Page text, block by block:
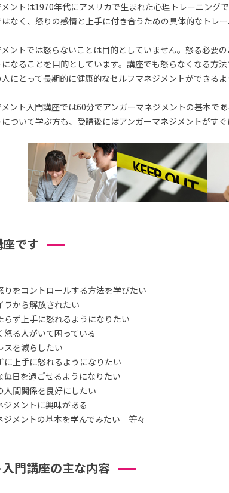
ントは1970年代にアメリカで生まれた心理トレーニング
なく、怒りの感情と上手に付き合うための具体的なトレー
ントでは怒らないことは目的としていません。怒る必要
なることを目的としています。講座でも怒らなくなる方
にとって長期的に健康的なセルフマネジメントができるよ
ント入門講座では60分でアンガーマネジメントの基本で
ついて学ぶ方も、受講後にはアンガーマネジメントがす
です
りをコントロールする方法を学びたい
ラから解放されたい
らず上手に怒れるようになりたい
怒る人がいて困っている
スを減らしたい
に上手に怒れるようになりたい
毎日を過ごせるようになりたい
人間関係を良好にしたい
ジメントに興味がある
ジメントの基本を学んでみたい 等々
門講座の主な内容